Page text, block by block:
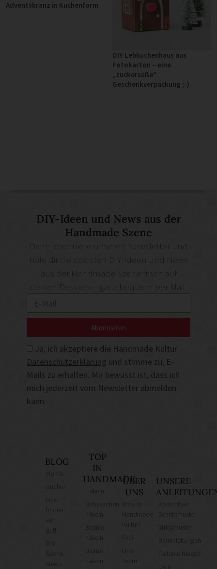
Adventskranz in Kuchenform
DIY Lebkuchenhaus aus
Fotokarton – eine
„zuckersüße“
Geschenkverpackung ;-)
DIY-Ideen und News aus der
Handmade Szene
deinen Desktop – ganz bequem per Mail.
Ja, ich akzeptiere die Handmade Kultur
Datenschutzerklärung und stimme zu, E-
Mails zu erhalten. Mir bewusst ist, dass ich
mich jederzeit vom Newsletter abmelden
kann.
Abonnieren
BLOG
finden
gut!
News
TOP
IN
HANDMADE
häkeln
häkeln
ÜBER
UNS
Was ist
Kultur?
Das
Team
UNSERE
Kostenlose
Schnittmuster
Strickmuster
Bauanleitungen
Faltanleitungen